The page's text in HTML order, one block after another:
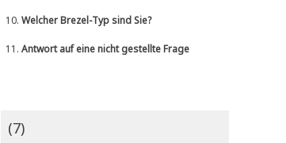
10. Welcher Brezel-Typ sind Sie?
11. Antwort auf eine nicht gestellte Frage
(7)